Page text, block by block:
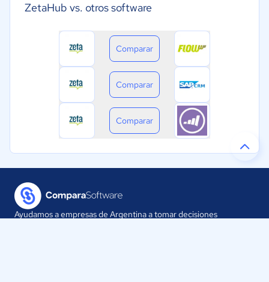
ZetaHub vs. otros software
Comparar
Comparar
Comparar
Ayudamos a empresas de Argentina a tomar decisiones